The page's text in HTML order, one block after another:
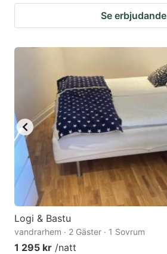
Se erbjudande
Logi & Bastu
vandrarhem · 2 Gäster · 1 Sovrum
1 295 kr /natt